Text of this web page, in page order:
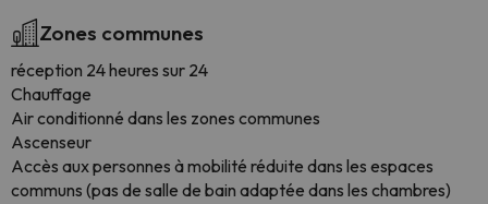
Zones communes
réception 24 heures sur 24
Chauffage
Air conditionné dans les zones communes
Ascenseur
Accès aux personnes à mobilité réduite dans les espaces
communs (pas de salle de bain adaptée dans les chambres)